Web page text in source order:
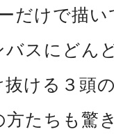
だけで描
スにどん
ける３頭
方たちも驚